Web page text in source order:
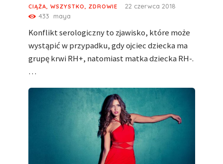
CIĄŻA, WSZYSTKO, ZDROWIE
22 czerwca 2018
433
maya
Konflikt serologiczny to zjawisko, które może
wystąpić w przypadku, gdy ojciec dziecka ma
grupę krwi RH+, natomiast matka dziecka RH-.
…